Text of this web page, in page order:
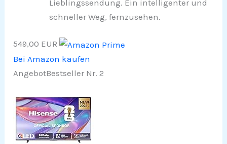
Lieblingssendung. Ein intelligenter und
schneller Weg, fernzusehen.
549,00 EUR
Bei Amazon kaufen
AngebotBestseller Nr. 2